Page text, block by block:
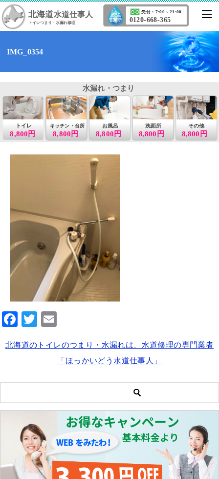
北海道水道仕事人
トイレつまり・水漏れ修理 0120-668-365
受付：7:00～21:00
IMG_0354
8,800円
トイレ
8,800円
キッチン・台所 お風呂
8,800円
洗面所
8,800円
その他
8,800円
水漏れ・つまり
F
c
b
o
o
k
T
tt ai
l
北海道のトイレのつまり・水漏れは、水道修理の専門業者
「ほっかいどう水道仕事人」